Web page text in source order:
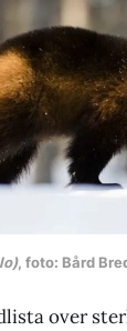
, foto: Bård
over